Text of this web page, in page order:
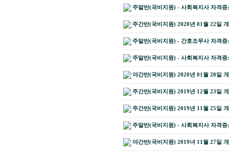
주말반(국비지원) - 사회복지사 자격
주간반(국비지원) 2020년 01월 22일
주말반(국비지원) - 간호조무사 자격
주말반(국비지원) - 사회복지사 자격
야간반(국비지원) 2020년 01월 20일
주간반(국비지원) 2019년 12월 23일
주간반(국비지원) 2019년 11월 25일
주말반(국비지원) - 사회복지사 자격
야간반(국비지원) 2019녀 11월 27일